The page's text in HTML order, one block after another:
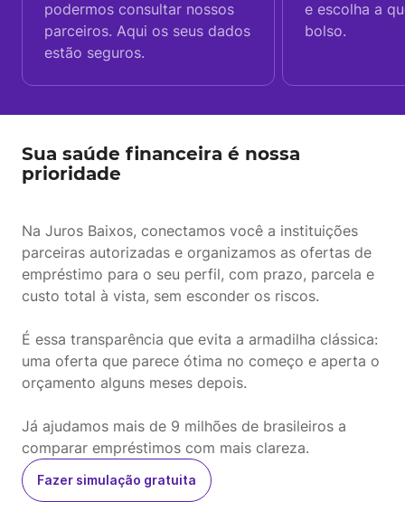
podermos consultar nossos
parceiros. Aqui os seus dados
estão seguros.
e escolha a
bolso.
Sua saúde financeira é nossa
prioridade
Na Juros Baixos, conectamos você a instituições
parceiras autorizadas e organizamos as ofertas de
empréstimo para o seu perfil, com prazo, parcela e
custo total à vista, sem esconder os riscos.
É essa transparência que evita a armadilha clássica:
uma oferta que parece ótima no começo e aperta o
orçamento alguns meses depois.
Já ajudamos mais de 9 milhões de brasileiros a
comparar empréstimos com mais clareza.
Fazer simulação gratuita